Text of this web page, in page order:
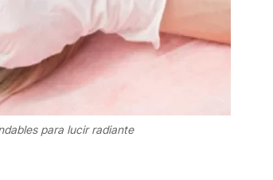
para lucir radiante